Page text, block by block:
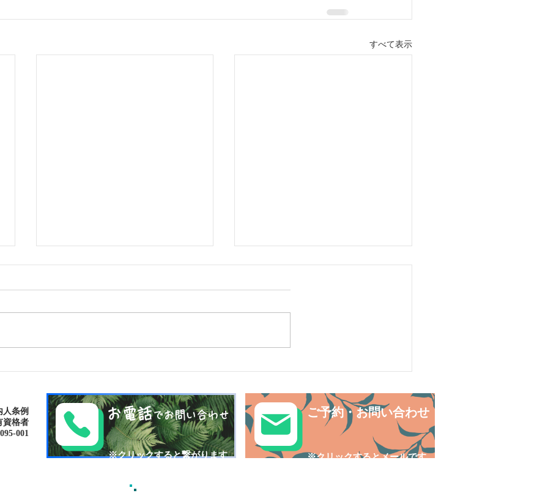
すべて表示
条例
格者
001​​
お電話でお問い合わせ
​※クリックすると繋がります
ご予約・お問い合わせ
​※クリックするとメールです